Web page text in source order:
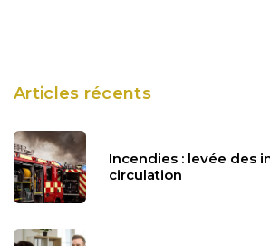
Articles récents
Incendies : levée des
circulation